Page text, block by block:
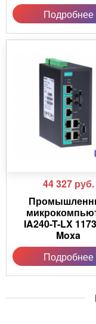
Подробнее
44 327 руб.
IA240-T-LX
Moxa
Подробнее